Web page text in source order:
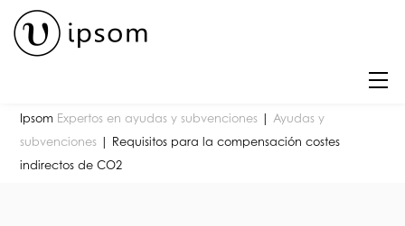
Skip
content
Ipsom Expertos en ayudas y subvenciones |Ayudas y
subvenciones
Requisitos para la compensación costes
indirectos de CO2